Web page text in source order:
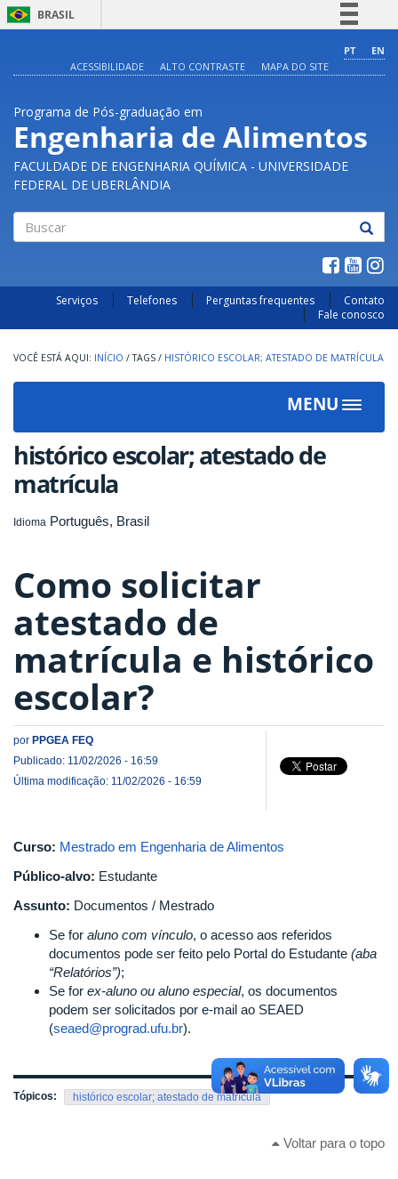
BRASIL
Comunica BR
Acesso à informação
Legislação
PT
EN
ACESSIBILIDADE
ALTO CONTRASTE MAPA DO SITE
Programa de Pós-graduação em
Engenharia de Alimentos
FACULDADE DE ENGENHARIA QUÍMICA - UNIVERSIDADE
FEDERAL DE UBERLÂNDIA
Serviços Telefones Perguntas frequentes
Contato
Fale conosco
INÍCIO / TAGS / HISTÓRICO ESCOLAR; ATESTADO DE MATRÍCULA
MENU
Toggle
histórico escolar; atestado de
matrícula
Idioma Português, Brasil
Como solicitar
atestado de
matrícula e histórico
escolar?
por PPGEA FEQ
Publicado: 11/02/2026 - 16:59
Última modificação: 11/02/2026 - 16:59
Curso: Mestrado em Engenharia de Alimentos
Público-alvo: Estudante
Assunto: Documentos / Mestrado
Se for aluno com vínculo, o acesso aos referidos
documentos pode ser feito pelo Portal do Estudante (aba
“Relatórios”);
Se for ex-aluno ou aluno especial, os documentos
podem ser solicitados por e-mail ao SEAED
(seaed@prograd.ufu.br).
Tópicos: histórico escolar; atestado de matrícula
Voltar para o topo